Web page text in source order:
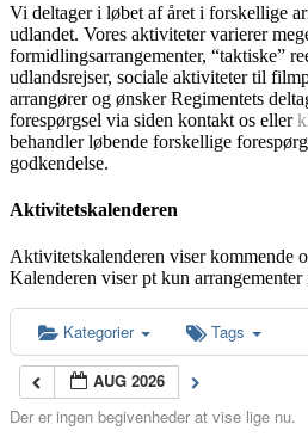
Vi deltager i løbet af året i forskellige
udlandet. Vores aktiviteter varierer
formidlingsarrangementer, “taktiske”
udlandsrejser, sociale aktiviteter til
arrangører og ønsker Regimentets
forespørgsel via siden kontakt os eller
behandler løbende forskellige
godkendelse.
Aktivitetskalenderen
Aktivitetskalenderen viser kommende
Kalenderen viser pt kun
Kategorier Tags
AUG 2026
Der er ingen begivenheder at vise lige nu.